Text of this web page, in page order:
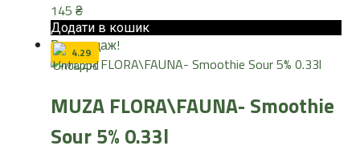
145 ₴
Додати в кошик
Розпродаж!
4.29
MUZA FLORA\FAUNA- Smoothie
Sour 5% 0.33l